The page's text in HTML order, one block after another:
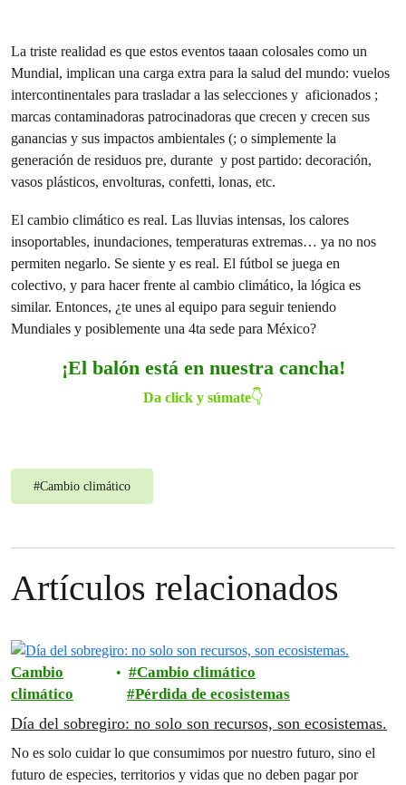
La triste realidad es que estos eventos taaan colosales como un
Mundial, implican una carga extra para la salud del mundo: vuelos
intercontinentales para trasladar a las selecciones y aficionados ;
marcas contaminadoras patrocinadoras que crecen y crecen sus
ganancias y sus impactos ambientales (; o simplemente la
generación de residuos pre, durante y post partido: decoración,
vasos plásticos, envolturas, confetti, lonas, etc.
El cambio climático es real. Las lluvias intensas, los calores
insoportables, inundaciones, temperaturas extremas… ya no nos
permiten negarlo. Se siente y es real. El fútbol se juega en
colectivo, y para hacer frente al cambio climático, la lógica es
similar. Entonces, ¿te unes al equipo para seguir teniendo
Mundiales y posiblemente una 4ta sede para México?
¡El balón está en nuestra cancha!
Da click y súmate👇
#Cambio climático
Artículos relacionados
Cambio
climático
Cambio climático
Pérdida de ecosistemas
Día del sobregiro: no solo son recursos, son ecosistemas.
No es solo cuidar lo que consumimos por nuestro futuro, sino el
futuro de especies, territorios y vidas que no deben pagar por